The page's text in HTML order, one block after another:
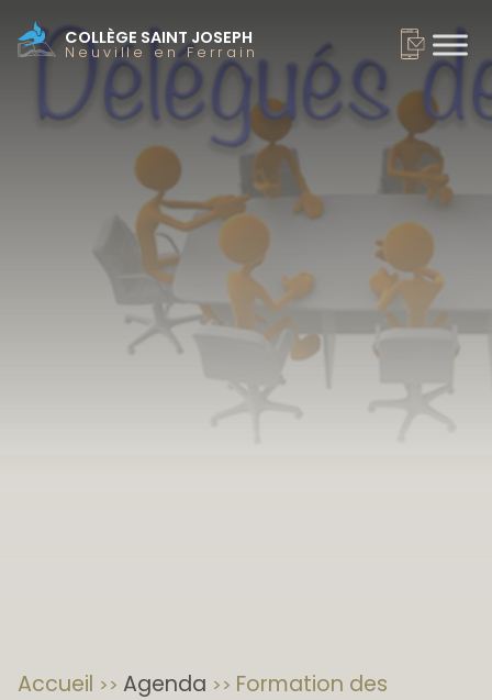
COLLÈGE SAINT JOSEPH
Neuville en Ferrain
Accueil Agenda
Formation des